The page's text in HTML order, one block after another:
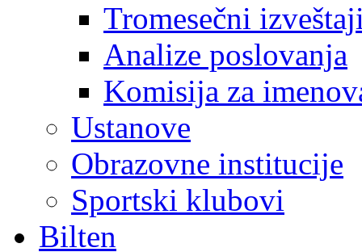
Tromesečni
Analize poslovanja
Komisija za
Ustanove
Obrazovne institucije
Sportski klubovi
Bilten